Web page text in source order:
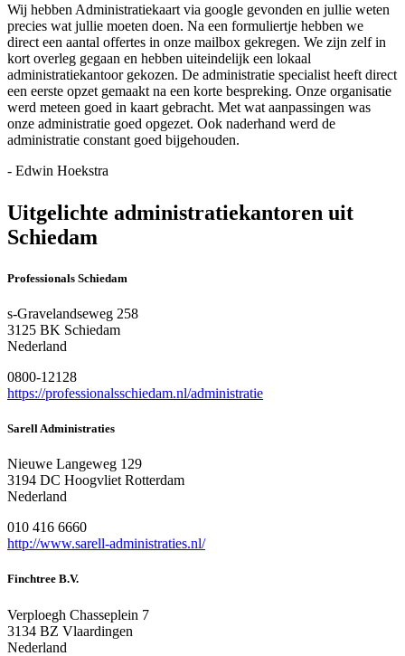
Wij hebben Administratiekaart via google gevonden en jullie weten
precies wat jullie moeten doen. Na een formuliertje hebben we
direct een aantal offertes in onze mailbox gekregen. We zijn zelf in
kort overleg gegaan en hebben uiteindelijk een lokaal
administratiekantoor gekozen. De administratie specialist heeft direct
een eerste opzet gemaakt na een korte bespreking. Onze organisatie
werd meteen goed in kaart gebracht. Met wat aanpassingen was
onze administratie goed opgezet. Ook naderhand werd de
administratie constant goed bijgehouden.
- Edwin Hoekstra
Uitgelichte administratiekantoren uit
Schiedam
Professionals Schiedam
s-Gravelandseweg 258
3125 BK Schiedam
Nederland
0800-12128
https://professionalsschiedam.nl/administratie
Sarell Administraties
Nieuwe Langeweg 129
3194 DC Hoogvliet Rotterdam
Nederland
010 416 6660
http://www.sarell-administraties.nl/
Finchtree B.V.
Verploegh Chasseplein 7
3134 BZ Vlaardingen
Nederland